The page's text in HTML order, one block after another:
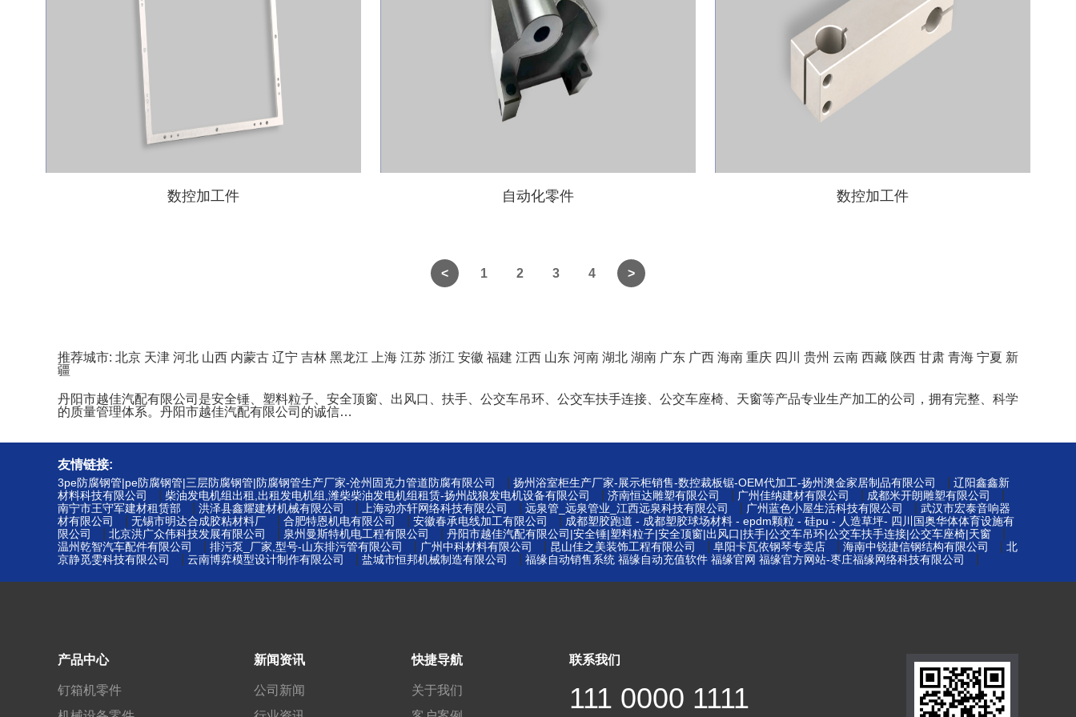
数控加工件 自动化零件 数控加工件
1 2 3 4
推荐城市: 北京 天津 河北 山西 内蒙古 辽宁 吉林 黑龙江 上海 江苏 浙江 安徽 福建 江西 山东 河南 湖北 湖南 广东 广西 海南 重庆 四川 贵州 云南 西藏 陕西 甘肃 青海 宁夏 新
疆
丹阳市越佳汽配有限公司是安全锤、塑料粒子、安全顶窗、出风口、扶手、公交车吊环、公交车扶手连接、公交车座椅、天窗等产品专业生产加工的公司，拥有完整、科学
的质量管理体系。丹阳市越佳汽配有限公司的诚信…
友情链接:
3pe防腐钢管|pe防腐钢管|三层防腐钢管|防腐钢管生产厂家-沧州固克力管道防腐有限公司 扬州浴室柜生产厂家-展示柜销售-数控裁板锯-OEM代加工-扬州澳金家居制品有限公司
辽阳鑫鑫新
材料科技有限公司
柴油发电机组出租,出租发电机组,潍柴柴油发电机组租赁-扬州战狼发电机设备有限公司 济南恒达雕塑有限公司 广州佳纳建材有限公司 成都米开朗雕塑有限公司
南宁市王守军建材租赁部 洪泽县鑫耀建材机械有限公司 上海动亦轩网络科技有限公司 远泉管_远泉管业_江西远泉科技有限公司 广州蓝色小屋生活科技有限公司
武汉市宏泰音响器
材有限公司
无锡市明达合成胶粘材料厂 合肥特恩机电有限公司 安徽春承电线加工有限公司
成都塑胶跑道 - 成都塑胶球场材料 - epdm颗粒 - 硅pu - 人造草坪- 四川国奥华体体育设施有
限公司
北京洪广众伟科技发展有限公司 泉州曼斯特机电工程有限公司 丹阳市越佳汽配有限公司|安全锤|塑料粒子|安全顶窗|出风口|扶手|公交车吊环|公交车扶手连接|公交车座椅|天窗
温州乾智汽车配件有限公司 排污泵_厂家,型号-山东排污管有限公司 广州中科材料有限公司 昆山佳之美装饰工程有限公司 阜阳卡瓦依钢琴专卖店 海南中锐捷信钢结构有限公司
北
京静觅雯科技有限公司
云南博弈模型设计制作有限公司 盐城市恒邦机械制造有限公司 福缘自动销售系统 福缘自动充值软件 福缘官网 福缘官方网站-枣庄福缘网络科技有限公司
产品中心
钉箱机零件
新闻资讯
公司新闻
快捷导航
关于我们
联系我们
111 0000 1111